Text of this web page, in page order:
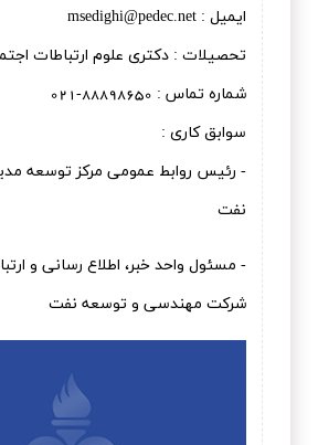
ایمیل : msedighi@pedec.net
تحصیلات : دكتری علوم ارتباطات
شماره تماس : 88898650-021
سوابق کاری :
- رئیس روابط عمومی مرکز توسعه
نفت
- مسئول واحد خبر، اطلاع رسانی و
شرکت مهندسی و توسعه نفت